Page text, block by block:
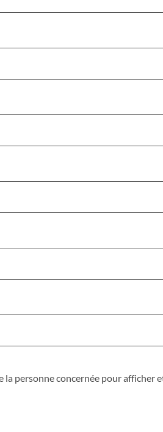
personne concernée pour afficher